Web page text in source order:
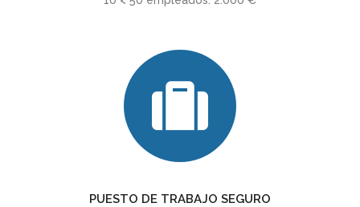
PUESTO DE TRABAJO SEGURO